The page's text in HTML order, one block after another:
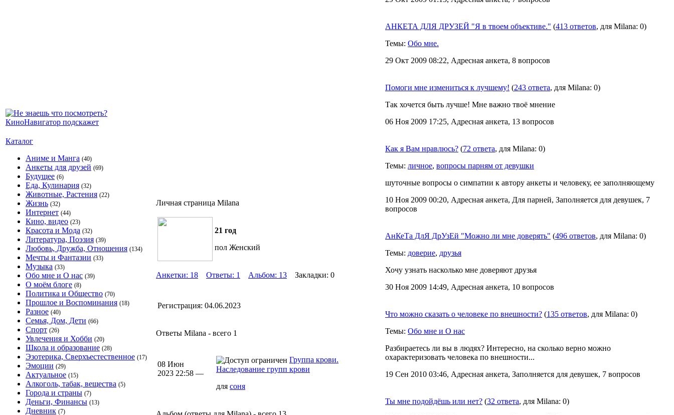
Каталог
Аниме и Манга (40)
Анкеты для друзей (69)
Будущее (6)
Еда, Кулинария (32)
Животные, Растения (22)
Жизнь (32)
Интернет (44)
Кино, видео (23)
Красота и Мода (32)
Литература, Поэзия (39)
Любовь, Дружба, Отношения (134)
Мечты и Фантазии (33)
Музыка (33)
Обо мне и О нас (39)
О моём блоге (8)
Политика и Общество (70)
Прошлое и Воспоминания (18)
Разное (40)
Семья, Дом, Дети (66)
Спорт (26)
Увлечения и Хобби (20)
Школа и образование (28)
Эзотерика, Сверхъестественное (17)
Эмоции (29)
Актуальное (15)
Алкоголь, табак, вещества (5)
Города и страны (7)
Деньги, Финансы (13)
Дневник (7)
Личная страница Milana
21 год
пол Женский
Анкетки: 18 Ответы: 1 Альбом: 13 Закладки: 0
Регистрация: 04.06.2023
Ответы Milana - всего 1
08 Июн
2023 22:58 —
Группа крови.
Наследование групп крови
для соня
АНКЕТА ДЛЯ ДРУЗЕЙ "Я в твоем объективе." (413 ответов, для Milana: 0)
Темы: Обо мне.
29 Окт 2009 08:22, Адресная анкета, 8 вопросов
Помоги мне измениться к лучшему! (243 ответа, для Milana: 0)
Так хочется быть лучше! Мне важно твоё мнение
06 Ноя 2009 17:25, Адресная анкета, 13 вопросов
Как я Вам нравлюсь? (72 ответа, для Milana: 0)
Темы: личное, вопросы парням от девушки
шуточные вопросы о симпатии к автору анкеты и человеку, ее заполняющему
10 Ноя 2009 00:20, Адресная анкета, Для парней, Заполняется для девушек, 7
вопросов
АнКеТа ДлЯ ДрУзЕй "Можно ли мне доверять" (496 ответов, для Milana: 0)
Темы: доверие, друзья
Хочу узнать насколько мне доверяют друзья
30 Ноя 2009 14:49, Адресная анкета, 10 вопросов
Что можно сказать о человеке по внешности? (135 ответов, для Milana: 0)
Темы: Обо мне и О нас
Разбираетесь ли вы в людях? Интересно, на сколько верно можно
охарактеризовать человека по внешности...
19 Сен 2010 03:46, Адресная анкета, Заполняется для девушек, 7 вопросов
Ты мне подойдёшь или нет? (32 ответа, для Milana: 0)